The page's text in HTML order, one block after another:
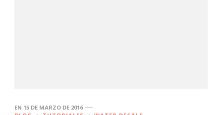
EN 15 DE MARZO DE 2016